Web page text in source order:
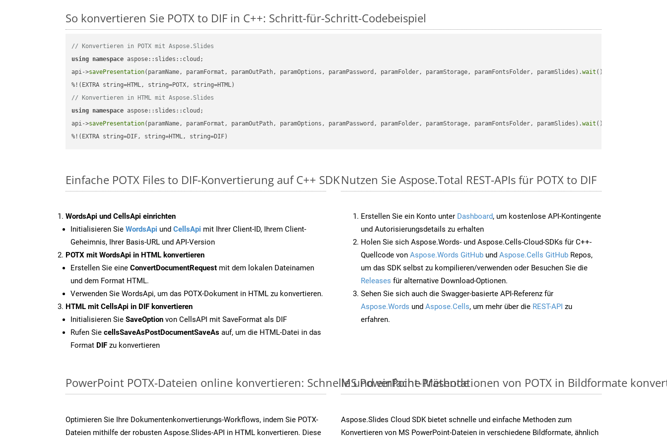
So konvertieren Sie POTX to DIF in C++: Schritt-für-Schritt-Codebeispiel
// Konvertieren in POTX mit Aspose.Slides
using namespace aspose::slides::cloud;
api->savePresentation(paramName, paramFormat, paramOutPath, paramOptions, paramPassword, paramFolder, paramStorage, paramFontsFolder, paramSlides).wait ();
// Konvertieren in HTML mit Aspose.Slides
using namespace aspose::slides::cloud;
api->savePresentation(paramName, paramFormat, paramOutPath, paramOptions, paramPassword, paramFolder, paramStorage, paramFontsFolder, paramSlides).wait ();
%!(EXTRA string=DIF, string=HTML, string=DIF)
Einfache POTX Files to DIF-Konvertierung auf C++ SDK
WordsApi und CellsApi einrichten
Initialisieren Sie WordsApi und CellsApi mit Ihrer Client-ID, Ihrem Client-
Geheimnis, Ihrer Basis-URL und API-Version
POTX mit WordsApi in HTML konvertieren
Erstellen Sie eine ConvertDocumentRequest mit dem lokalen Dateinamen
und dem Format HTML.
Verwenden Sie WordsApi, um das POTX-Dokument in HTML zu konvertieren.
HTML mit CellsApi in DIF konvertieren
Initialisieren Sie SaveOption von CellsAPI mit SaveFormat als DIF
Rufen Sie cellsSaveAsPostDocumentSaveAs auf, um die HTML-Datei in das
Format DIF zu konvertieren
Nutzen Sie Aspose.Total REST-APIs für POTX to DIF
Erstellen Sie ein Konto unter Dashboard, um kostenlose API-Kontingente
und Autorisierungsdetails zu erhalten
Holen Sie sich Aspose.Words- und Aspose.Cells-Cloud-SDKs für C++-
Quellcode von Aspose.Words GitHub und Aspose.Cells GitHub Repos,
um das SDK selbst zu kompilieren/verwenden oder Besuchen Sie die
Releases für alternative Download-Optionen.
Sehen Sie sich auch die Swagger-basierte API-Referenz für
Aspose.Words und Aspose.Cells, um mehr über die REST-API zu
erfahren.
PowerPoint POTX-Dateien online konvertieren: Schnelle und einfache Methode
Optimieren Sie Ihre Dokumentenkonvertierungs-Workflows, indem Sie POTX-
Dateien mithilfe der robusten Aspose.Slides-API in HTML konvertieren. Diese
MS PowerPoint-Präsentationen von POTX in Bildformate
Aspose.Slides Cloud SDK bietet schnelle und einfache Methoden zum
Konvertieren von MS PowerPoint-Dateien in verschiedene Bildformate, ähnlich